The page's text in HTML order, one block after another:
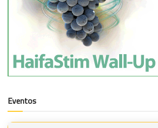
Eventos